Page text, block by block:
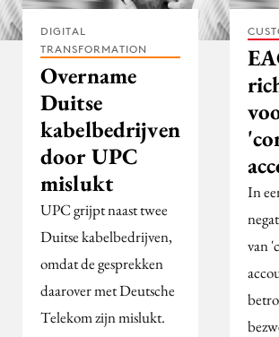
DIGITAL
TRANSFORMATION
Overname
Duitse
kabelbedrijven
door UPC
mislukt
UPC grijpt naast twee
Duitse kabelbedrijven,
omdat de gesprekken
daarover met Deutsche
Telekom zijn mislukt.
In
van